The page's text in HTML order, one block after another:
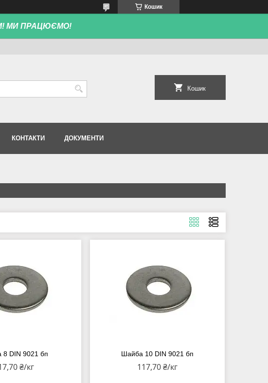
Кошик
МИ ПРАЦЮЄМО!
Кошик
КОНТАКТИ ДОКУМЕНТИ
8 DIN 9021 бп
₴/кг
Шайба 10 DIN 9021 бп
117,70 ₴/кг